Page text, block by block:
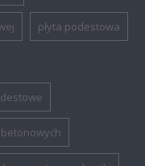
płyta podestowa